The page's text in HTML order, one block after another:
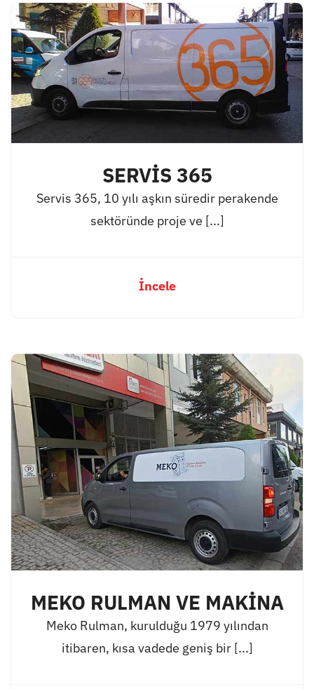
SERVİS 365
Servis 365, 10 yılı aşkın süredir perakende
sektöründe proje ve [...]
İncele
MEKO RULMAN VE MAKİNA
Meko Rulman, kurulduğu 1979 yılından
itibaren, kısa vadede geniş bir [...]